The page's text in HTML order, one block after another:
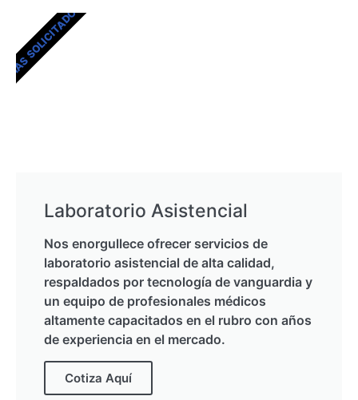
Laboratorio Asistencial
Nos enorgullece ofrecer servicios de
laboratorio asistencial de alta calidad,
respaldados por tecnología de vanguardia y
un equipo de profesionales médicos
altamente capacitados en el rubro con años
de experiencia en el mercado.
Cotiza Aquí
MÁS SOLICITADOS